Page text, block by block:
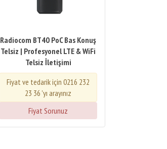
Radiocom BT40 PoC Bas Konuş
Telsiz | Profesyonel LTE & WiFi
Telsiz İletişimi
Fiyat ve tedarik için 0216 232
23 36 'yı arayınız
Fiyat Sorunuz